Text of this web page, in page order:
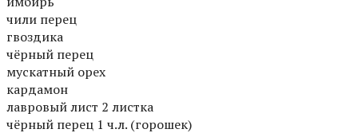
чили перец
гвоздика
чёрный перец
мускатный орех
кардамон
лавровый лист 2 листка
чёрный перец 1 ч.л. (горошек)